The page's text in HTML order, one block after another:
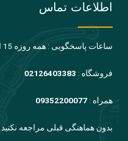
اطلاعات تماس
ساعات پاسخگویی : همه روزه 15 الی تا 20
فروشگاه : 02126403383
همراه : 09352200077
بدون هماهنگی قبلی مراجعه نکنید